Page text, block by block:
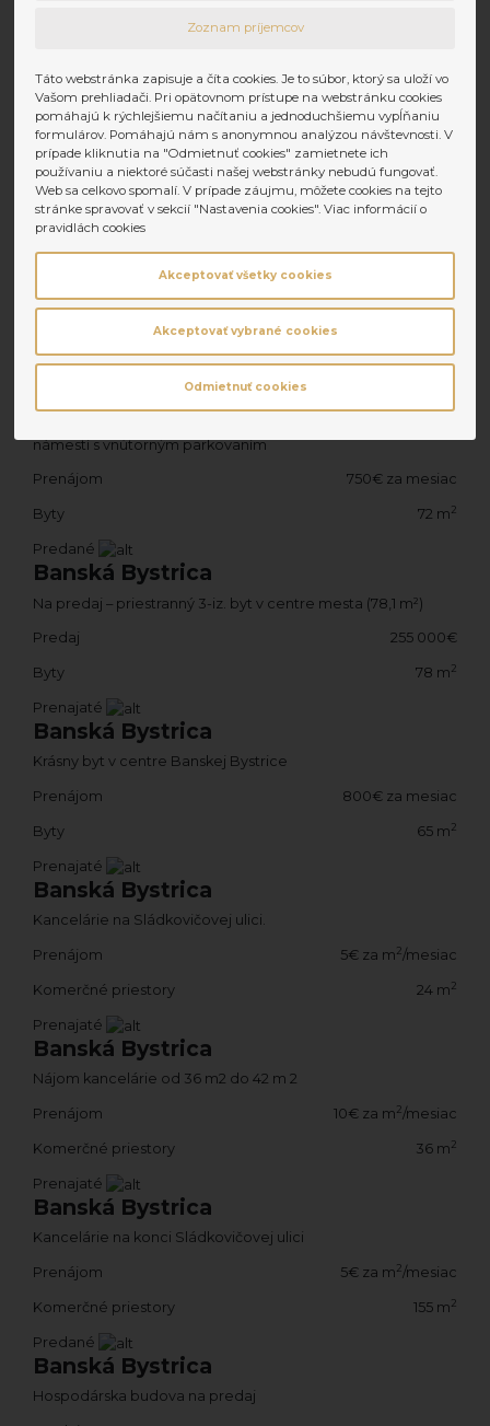
Banská Bystrica
Prenájom kancelárie Rudlovská cesta Banská Bystrica.
Prenájom 650€
Komerčné priestory 86 m
Úspešnepredané a prenajaté
nehnuteľnosti
Prenajaté
Banská Bystrica
námestí s vnútorným parkovaním
Prenájom 750€ za mesiac
Byty 72 m2
Predané
Banská Bystrica
Na predaj – priestranný 3-iz. byt v centre mesta (78,1 m²)
Predaj 255 000€
Byty 78 m2
Prenajaté
Banská Bystrica
Krásny byt v centre Banskej Bystrice
Prenájom 800€ za mesiac
Byty 65 m2
Prenajaté
Banská Bystrica
Kancelárie na Sládkovičovej ulici.
Prenájom 5€ za m2/mesiac
Komerčné priestory 24 m2
Prenajaté
Banská Bystrica
Nájom kancelárie od 36 m2 do 42 m 2
Prenájom 10€ za m2/mesiac
Komerčné priestory 36 m2
Prenajaté
Banská Bystrica
Kancelárie na konci Sládkovičovej ulici
Prenájom 5€ za m2/mesiac
Komerčné priestory 155 m2
Predané
Banská Bystrica
Hospodárska budova na predaj
Zoznam príjemcov
Táto webstránka zapisuje a číta cookies. Je to súbor, ktorý sa uloží vo
Vašom prehliadači. Pri opätovnom prístupe na webstránku cookies
pomáhajú k rýchlejšiemu načítaniu a jednoduchšiemu vypĺňaniu
formulárov. Pomáhajú nám s anonymnou analýzou návštevnosti. V
prípade kliknutia na "Odmietnuť cookies" zamietnete ich
používaniu a niektoré súčasti našej webstránky nebudú fungovať.
Web sa celkovo spomalí. V prípade záujmu, môžete cookies na tejto
stránke spravovať v sekcií "Nastavenia cookies". Viac informácií o
pravidlách cookies
Akceptovať všetky cookies
Akceptovať vybrané cookies
Odmietnuť cookies